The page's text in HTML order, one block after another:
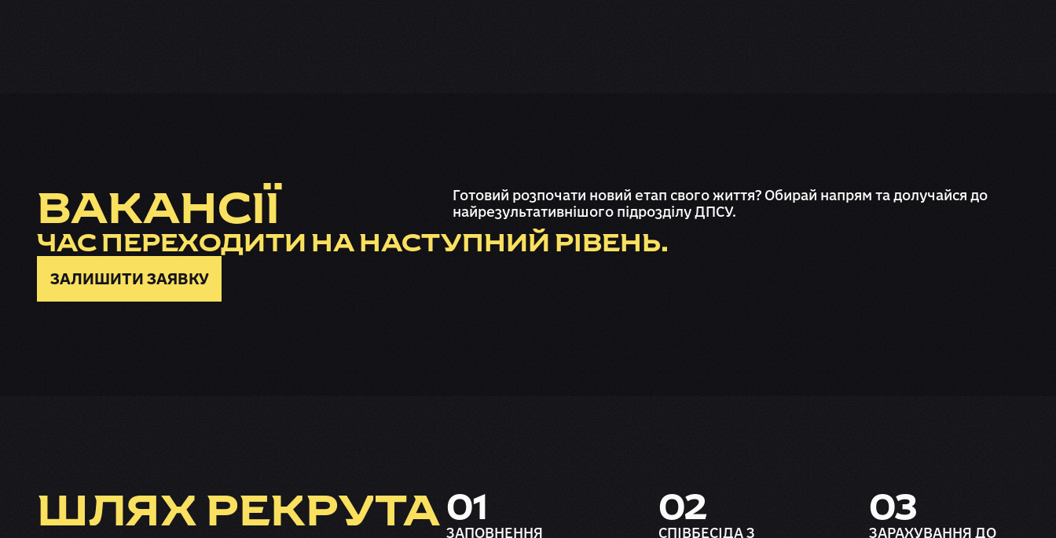
ВАКАНСІЇ
Готовий розпочати новий етап свого життя? Обирай напрям та долучайся до
найрезультативнішого підрозділу ДПСУ.
ЧАС ПЕРЕХОДИТИ НА НАСТУПНИЙ РІВЕНЬ.
ЗАЛИШИТИ ЗАЯВКУ
ШЛЯХ РЕКРУТА01
ЗАПОВНЕННЯ
02
СПІВБЕСІДА З
03
ЗАРАХУВАННЯ ДО